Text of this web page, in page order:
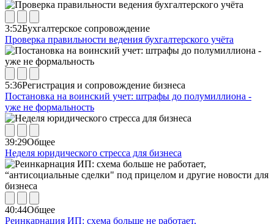
3:52Бухгалтерское сопровождение
Проверка правильности ведения бухгалтерского учёта
5:36Регистрация и сопровождение бизнеса
Постановка на воинский учет: штрафы до полумиллиона -
уже не формальность
39:29Общее
Неделя юридического стресса для бизнеса
40:44Общее
Реинкарнация ИП: схема больше не работает,